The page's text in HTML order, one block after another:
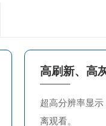
高刷新、高
超高分辨率显
离观看。